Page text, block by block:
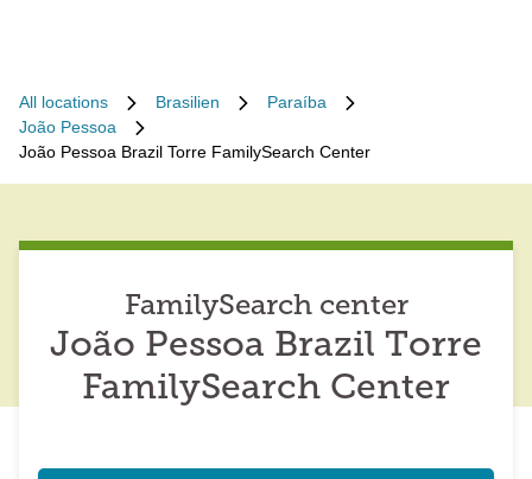
All locations Brasilien
Paraíba
João Pessoa
João Pessoa Brazil Torre FamilySearch Center
FamilySearch center
João Pessoa Brazil Torre
FamilySearch Center